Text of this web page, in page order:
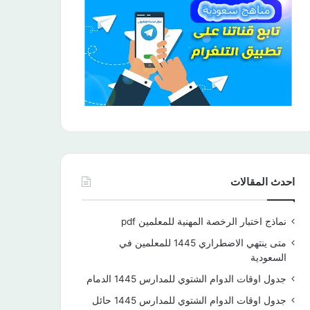
احدث المقالات
نماذج اختبار الرخصة المهنية للمعلمين pdf
متى ينتهي الاضطراري 1445 للمعلمين في
السعودية
جدول اوقات الدوام الشتوي للمدارس 1445 الدمام
جدول اوقات الدوام الشتوي للمدارس 1445 حائل